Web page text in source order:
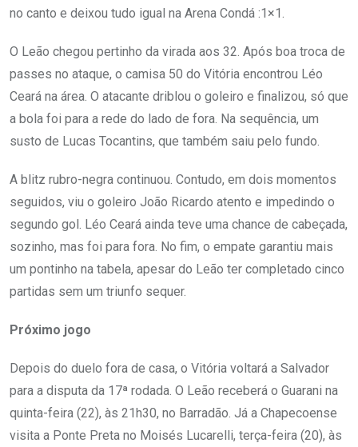
no canto e deixou tudo igual na Arena Condá :1×1.
O Leão chegou pertinho da virada aos 32. Após boa troca de
passes no ataque, o camisa 50 do Vitória encontrou Léo
Ceará na área. O atacante driblou o goleiro e finalizou, só que
a bola foi para a rede do lado de fora. Na sequência, um
susto de Lucas Tocantins, que também saiu pelo fundo.
A blitz rubro-negra continuou. Contudo, em dois momentos
seguidos, viu o goleiro João Ricardo atento e impedindo o
segundo gol. Léo Ceará ainda teve uma chance de cabeçada,
sozinho, mas foi para fora. No fim, o empate garantiu mais
um pontinho na tabela, apesar do Leão ter completado cinco
partidas sem um triunfo sequer.
Próximo jogo
Depois do duelo fora de casa, o Vitória voltará a Salvador
para a disputa da 17ª rodada. O Leão receberá o Guarani na
quinta-feira (22), às 21h30, no Barradão. Já a Chapecoense
visita a Ponte Preta no Moisés Lucarelli, terça-feira (20), às